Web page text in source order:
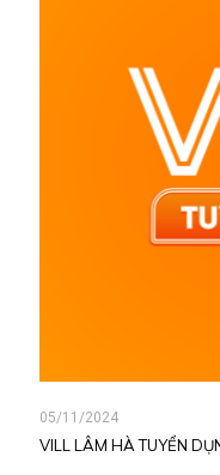
05/11/2024
VILL LÂM HÀ TUYỂN